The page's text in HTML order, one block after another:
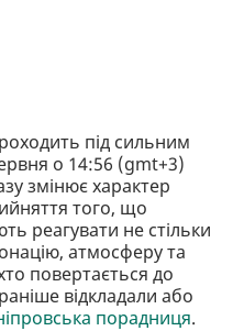
під сильним
о 14:56 (gmt+3)
змінює характер
того, що
реагувати не стільки
атмосферу та
повертається до
відкладали або
порадниця.